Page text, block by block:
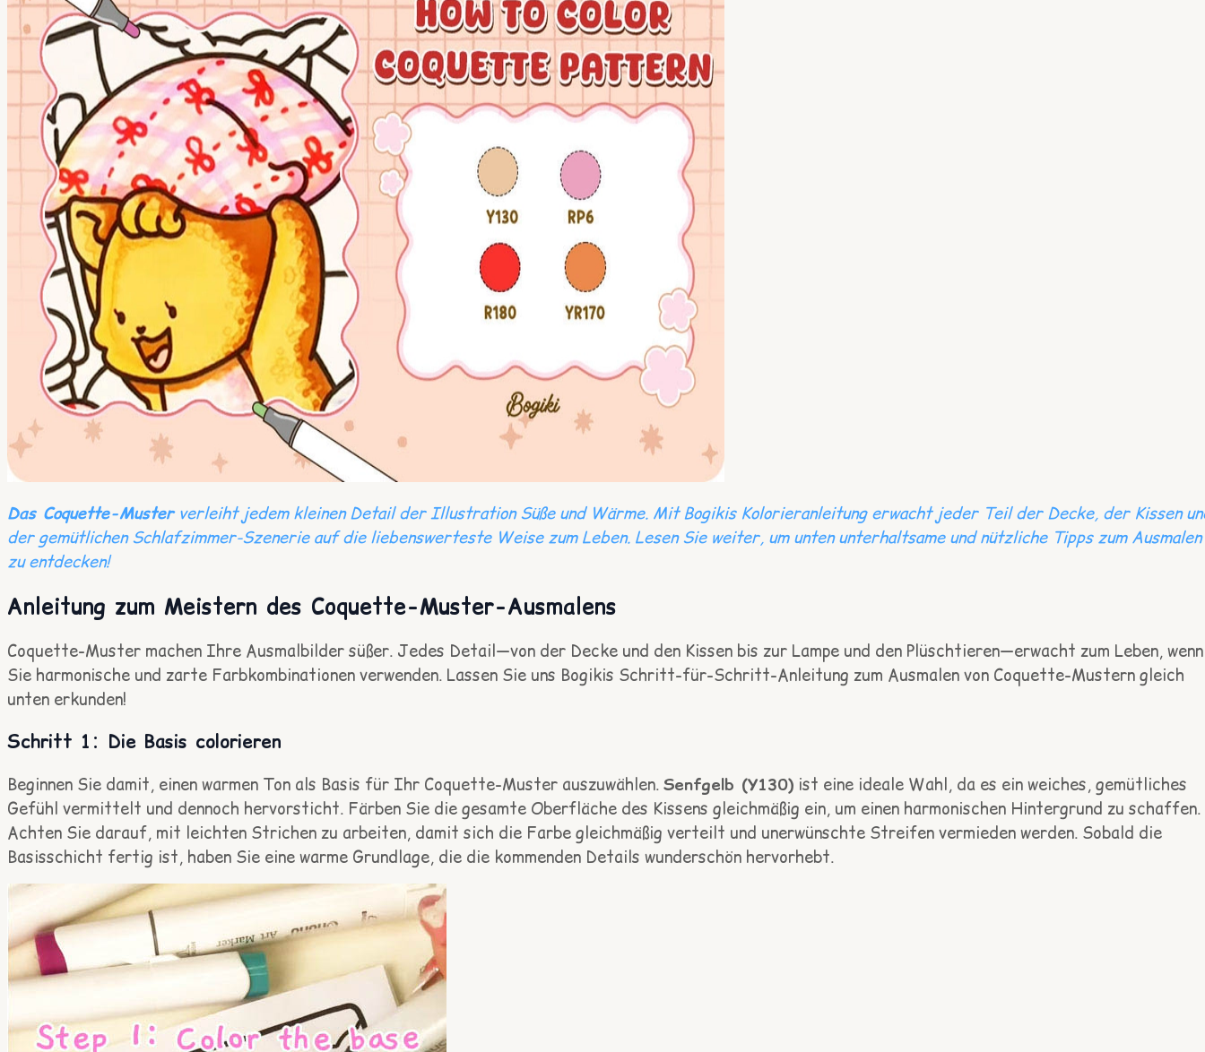
Das Coquette-Musterverleiht jedem kleinen Detail der Illustration Süße und Wärme. Mit Bogikis Kolorieranleitung erwacht jeder Teil der Decke, der Kissen
der gemütlichen Schlafzimmer-Szenerie auf die liebenswerteste Weise zum Leben. Lesen Sie weiter, um unten unterhaltsame und nützliche Tipps zum Ausmalen
zu entdecken!
Anleitung zum Meistern des Coquette-Muster-Ausmalens
Coquette-Muster machen Ihre Ausmalbilder süßer. Jedes Detail—von der Decke und den Kissen bis zur Lampe und den Plüschtieren—erwacht zum Leben, wenn
Sie harmonische und zarte Farbkombinationen verwenden. Lassen Sie uns Bogikis Schritt-für-Schritt-Anleitung zum Ausmalen von Coquette-Mustern gleich
unten erkunden!
Schritt 1: Die Basis colorieren
Beginnen Sie damit, einen warmen Ton als Basis für Ihr Coquette-Muster auszuwählen. Senfgelb (Y130) ist eine ideale Wahl, da es ein weiches, gemütliches
Gefühl vermittelt und dennoch hervorsticht. Färben Sie die gesamte Oberfläche des Kissens gleichmäßig ein, um einen harmonischen Hintergrund zu schaffen.
Achten Sie darauf, mit leichten Strichen zu arbeiten, damit sich die Farbe gleichmäßig verteilt und unerwünschte Streifen vermieden werden. Sobald die
Basisschicht fertig ist, haben Sie eine warme Grundlage, die die kommenden Details wunderschön hervorhebt.